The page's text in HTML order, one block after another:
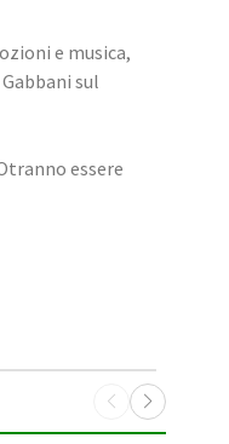
e musica,
sul
essere